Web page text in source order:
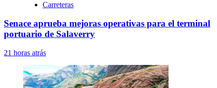
Carreteras
Senace aprueba mejoras operativas para el terminal
portuario de Salaverry
21 horas atrás